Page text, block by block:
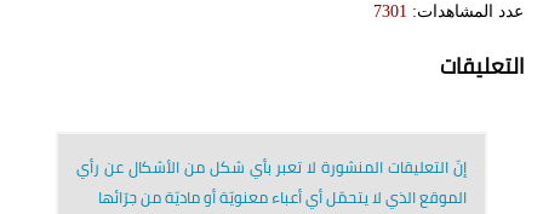
عدد المشاهدات: 7301
التعليقات
إنّ التعليقات المنشورة لا تعبر بأي شكل من الأشكال عن رأي
الموقع الذي لا يتحمّل أي أعباء معنويّة أو ماديّة من جرّائها